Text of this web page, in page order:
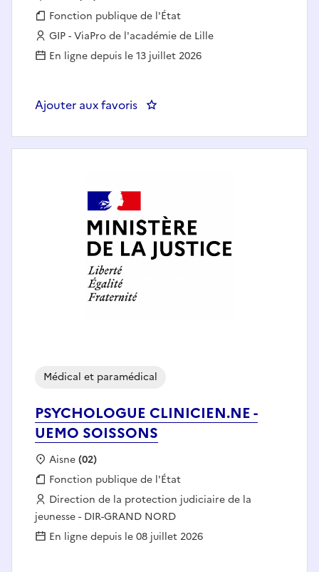
Fonction publique :
Fonction publique de l'État
Employeur :
GIP - ViaPro de l'académie de Lille
En ligne depuis le 13 juillet 2026
Ajouter aux favoris : Formateur(trice) en institut
PSYCHOLOGUE CLINICIEN.NE -
UEMO SOISSONS
Médical et paramédical
Localisation :
Aisne(02)
Fonction publique :
Fonction publique de l'État
Employeur :
Direction de la protection judiciaire de la
jeunesse - DIR-GRAND NORD
En ligne depuis le 08 juillet 2026